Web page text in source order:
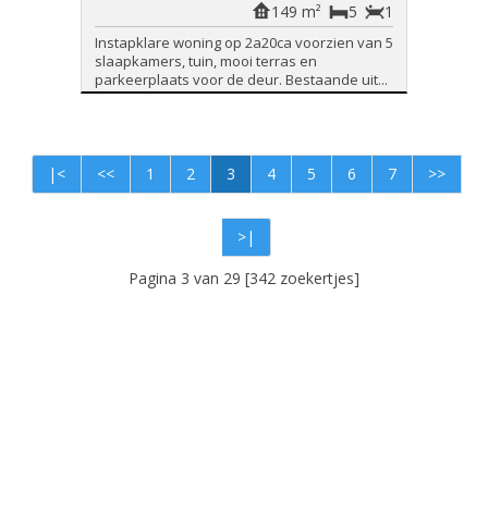
1
5
149 m²
Instapklare woning op 2a20ca voorzien van 5
slaapkamers, tuin, mooi terras en
parkeerplaats voor de deur. Bestaande uit...
|< << 1 2 3 4 5 6 7 >>
>|
Pagina 3 van 29 [342 zoekertjes]